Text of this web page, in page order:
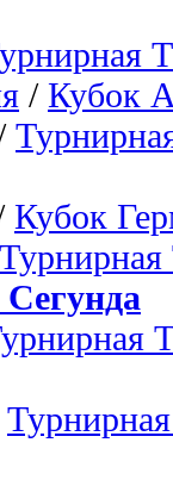
/ Кубок
Кубок
Турнирная